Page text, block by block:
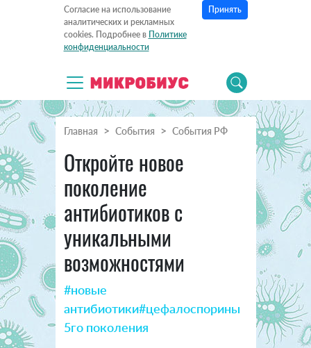
Согласие на использование
аналитических и рекламных
cookies. Подробнее в Политике
конфиденциальности
Принять
Главная События События РФ
Откройте новое
поколение
антибиотиков с
уникальными
возможностями
#новые
антибиотики#цефалоспорины
5го поколения